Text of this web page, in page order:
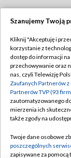
Abonament
Emisja w TVP
Centrum
Naziemna
Rada
Szanujemy Twoją
Kliknij "Akceptuję i
korzystanie z
dostęp do informacji
przechowywanie oraz
nas, czyli Telewizję
Zaufanych Partnerów
Partnerów TVP (93
zautomatyzowanego
mierzenia ich
także zgody na
Twoje dane osobowe
poszczególnych
zapisywane za